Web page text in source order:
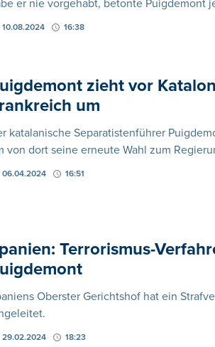
er nie vorgehabt, betonte Puigdemont
10.08.2024 16:38
zieht vor
um
katalanische Separatistenführer
von dort seine erneute Wahl zum
06.04.2024 16:51
Terrorismus-
Oberster Gerichtshof hat ein
29.02.2024 18:23